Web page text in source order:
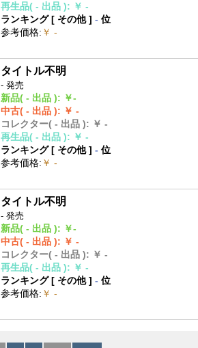
再生品( - 出品 ): ￥ -
ランキング [ その他]- 位
参考価格: ￥ -
タイトル不明
- 発売
新品( - 出品 ): ￥-
中古( - 出品 ): ￥ -
コレクター( - 出品 ): ￥ -
再生品( - 出品 ): ￥ -
ランキング [ その他]- 位
参考価格: ￥ -
タイトル不明
- 発売
新品( - 出品 ): ￥-
中古( - 出品 ): ￥ -
コレクター( - 出品 ): ￥ -
再生品( - 出品 ): ￥ -
ランキング [ その他]- 位
参考価格: ￥ -